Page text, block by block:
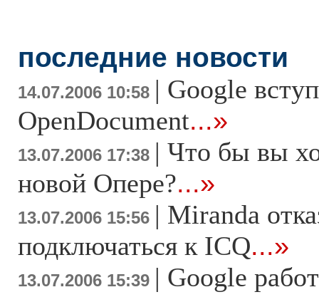
последние новости
14.07.2006 10:58 | Google
OpenDocument...»
13.07.2006 17:38 | Что бы вы
новой Опере?...»
13.07.2006 15:56 | Miranda
подключаться к ICQ...»
13.07.2006 15:39 | Google